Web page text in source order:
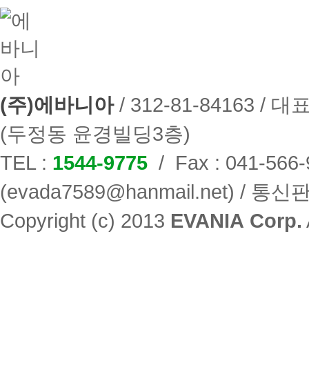
(주)에바니아/ 312-81-84163 / 대
(두정동 윤경빌딩3층)
TEL : 1544-9775 / Fax : 041-
(evada7589@hanmail.net) / 통신
Copyright (c) 2013 EVANIA Corp.